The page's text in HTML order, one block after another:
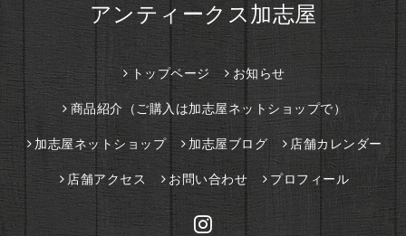
アンティークス加志屋
トップページ お知らせ
商品紹介（ご購入は加志屋ネットショップで）
加志屋ネットショップ 加志屋ブログ 店舗カレンダー
店舗アクセス お問い合わせ プロフィール